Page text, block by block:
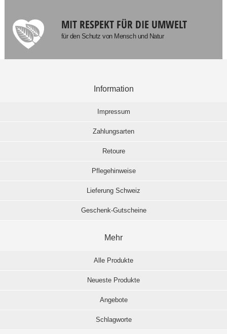
MIT RESPEKT FÜR DIE UMWELT
für den Schutz von Mensch und Natur
Information
Impressum
Zahlungsarten
Retoure
Pflegehinweise
Lieferung Schweiz
Geschenk-Gutscheine
Mehr
Alle Produkte
Neueste Produkte
Angebote
Schlagworte